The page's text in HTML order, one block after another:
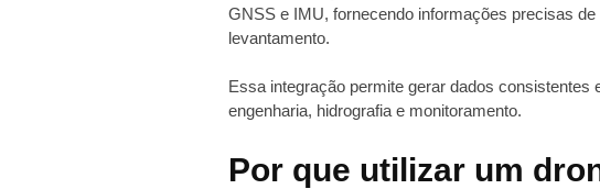
GNSS e IMU, fornecendo informações precisas
levantamento.
Essa integração permite gerar dados consistentes
engenharia, hidrografia e monitoramento.
Por que utilizar um